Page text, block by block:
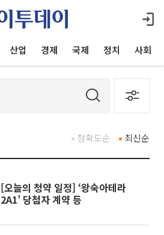
산업 경제 국제 정치 사회
최신순
정확도순
[오늘의 청약 일정] ‘왕숙아테라
2A1’ 당첨자 계약 등